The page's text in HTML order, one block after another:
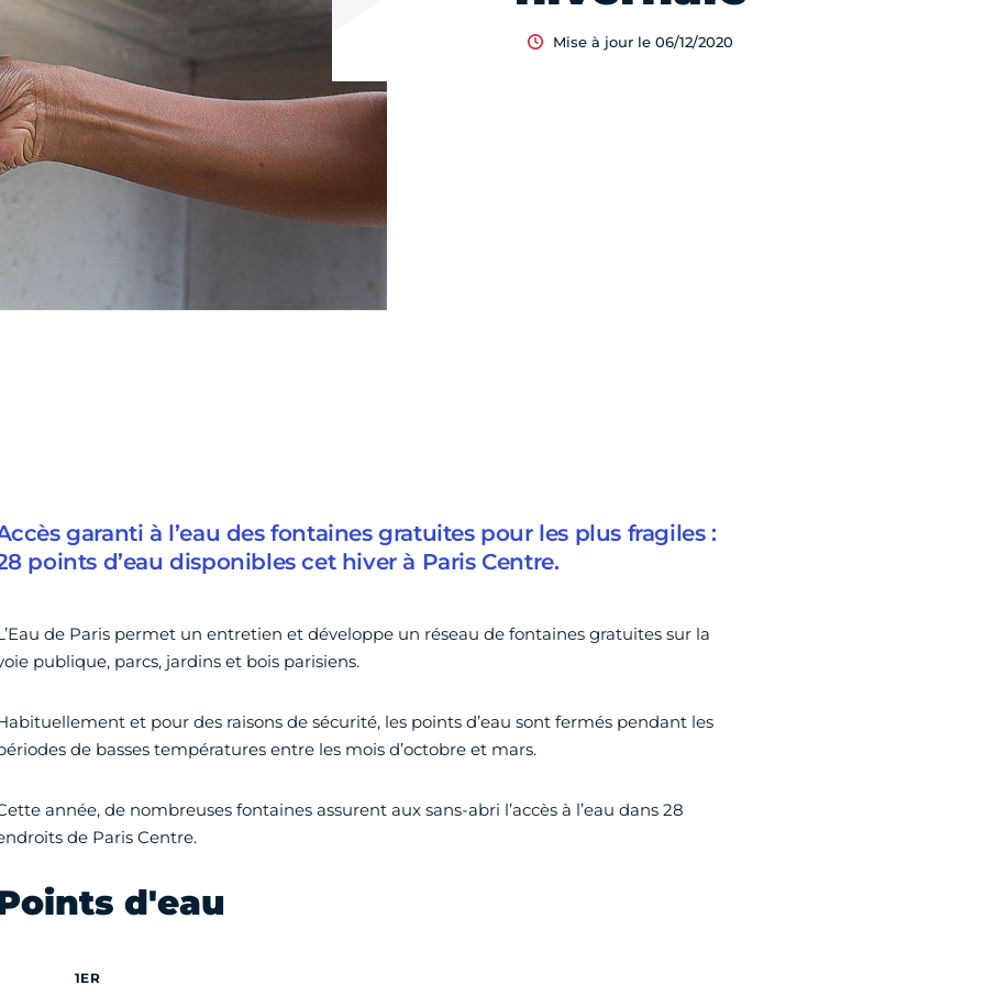
Mise à jour le 06/12/2020
garanti à l’eau des fontaines gratuites pour les plus fragiles :
points d’eau disponibles cet hiver à Paris Centre.
de Paris permet un entretien et développe un réseau de fontaines gratuites sur la
publique, parcs, jardins et bois parisiens.
et pour des raisons de sécurité, les points d’eau sont fermés pendant les
de basses températures entre les mois d’octobre et mars.
année, de nombreuses fontaines assurent aux sans-abri l’accès à l’eau dans 28
de Paris Centre.
d'eau
1ER